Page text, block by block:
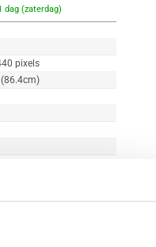
dag (zaterdag)
pixels